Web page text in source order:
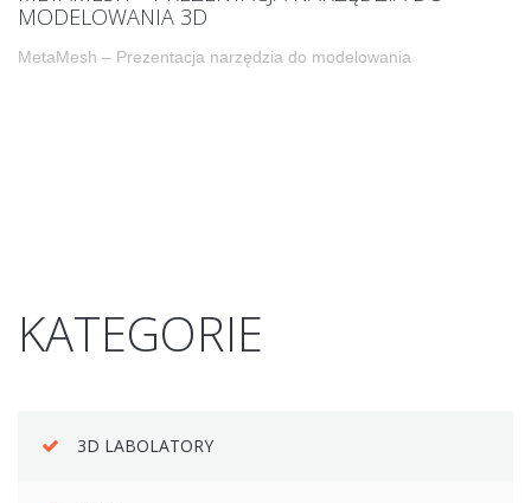
MODELOWANIA 3D
MetaMesh – Prezentacja narzędzia do modelowania
KATEGORIE
3D LABOLATORY